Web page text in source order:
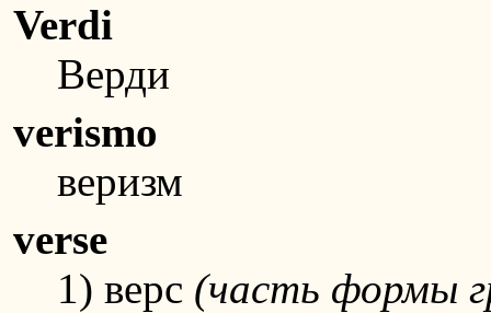
Verdi
Верди
verismo
веризм
verse
1) верс (часть формы